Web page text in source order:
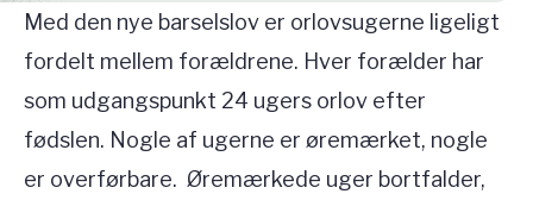
Med den nye barselslov er orlovsugerne ligeligt
fordelt mellem forældrene. Hver forælder har
som udgangspunkt 24 ugers orlov efter
fødslen. Nogle af ugerne er øremærket, nogle
er overførbare. Øremærkede uger bortfalder,